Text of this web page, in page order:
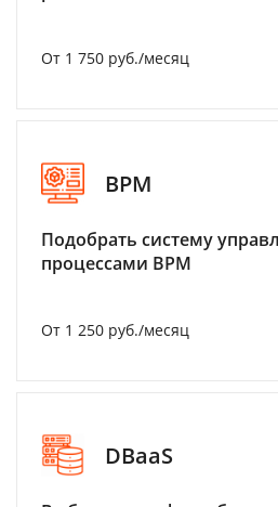
От 1 750 руб./месяц
BPM
Подобрать систему
процессами BPM
От 1 250 руб./месяц
DBaaS